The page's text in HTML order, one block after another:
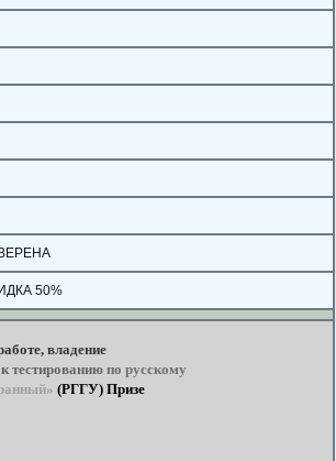
50%
владение
ктестированию по русскому
(РГГУ) Призер